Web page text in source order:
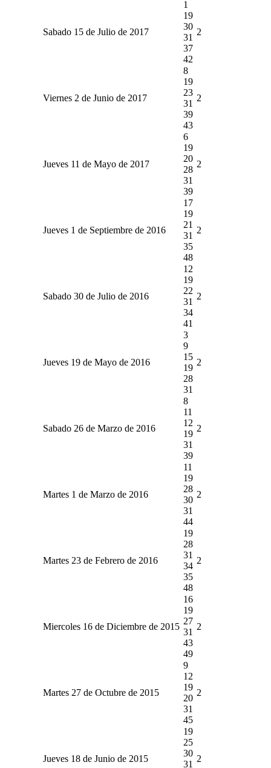
Sabado 15 de Julio de 2017
1
19
30
31
37
42
2
Viernes 2 de Junio de 2017
8
19
23
31
39
43
2
Jueves 11 de Mayo de 2017
6
19
20
28
31
39
2
Jueves 1 de Septiembre de 2016
17
19
21
31
35
48
2
Sabado 30 de Julio de 2016
12
19
22
31
34
41
2
Jueves 19 de Mayo de 2016
3
9
15
19
28
31
2
Sabado 26 de Marzo de 2016
8
11
12
19
31
39
2
Martes 1 de Marzo de 2016
11
19
28
30
31
44
2
Martes 23 de Febrero de 2016
19
28
31
34
35
48
2
Miercoles 16 de Diciembre de 2015
16
19
27
31
43
49
2
Martes 27 de Octubre de 2015
9
12
19
20
31
45
2
Jueves 18 de Junio de 2015
19
25
30
31
2